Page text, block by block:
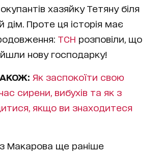
хазяйку Тетяну біля
дім. Проте ця історія має
ТСН розповіли, що
нову господарку!
Як заспокоїти свою
сирени, вибухів та як з
якщо ви знаходитеся
Макарова ще раніше